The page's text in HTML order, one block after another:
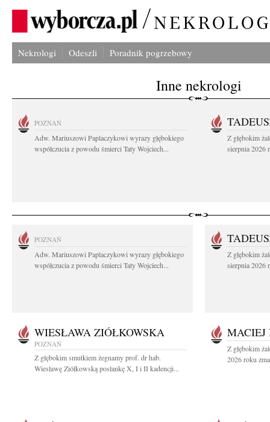
Nekrologi Odeszli Poradnik pogrzebowy
Inne nekrologi
POZNAŃ
Adw. Mariuszowi Paplaczykowi wyrazy głębokiego
współczucia z powodu śmierci Taty Wojciech...
Z głębokim
sierpnia 2026
POZNAŃ
Adw. Mariuszowi Paplaczykowi wyrazy głębokiego
współczucia z powodu śmierci Taty Wojciech...
Z głębokim
sierpnia 2026
WIESŁAWA ZIÓŁKOWSKA
POZNAŃ
Z głębokim smutkiem żegnamy prof. dr hab.
Wiesławę Ziółkowską posłankę X, I i II kadencji...
Z głębokim
2026 roku